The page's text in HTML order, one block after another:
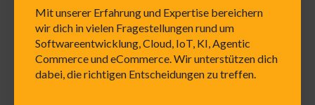
Mit unserer Erfahrung und Expertise bereichern
wir dich in vielen Fragestellungen rund um
Softwareentwicklung, Cloud, IoT, KI, Agentic
Commerce und eCommerce. Wir unterstützen dich
dabei, die richtigen Entscheidungen zu treffen.